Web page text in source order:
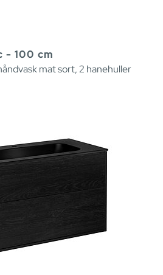
- 100 cm
mat sort, 2 hanehuller